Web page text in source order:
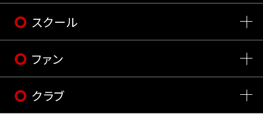
スクール
ファン
クラブ